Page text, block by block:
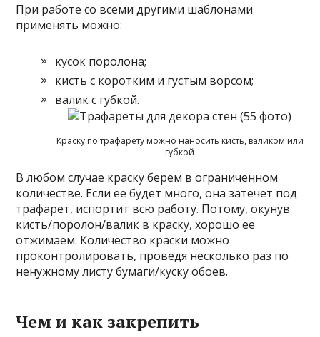
При работе со всеми другими шаблонами
применять можно:
кусок поролона;
кисть с коротким и густым ворсом;
валик с губкой.
Краску по трафарету можно наносить кисть, валиком или
губкой
В любом случае краску берем в ограниченном
количестве. Если ее будет много, она затечет под
трафарет, испортит всю работу. Потому, окунув
кисть/поролон/валик в краску, хорошо ее
отжимаем. Количество краски можно
проконтролировать, проведя несколько раз по
ненужному листу бумаги/куску обоев.
Чем и как закрепить